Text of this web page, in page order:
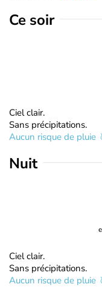
Ce soir
Ciel clair.
Sans précipitations.
Aucun risque de pluie
Nuit
Ciel clair.
Sans précipitations.
Aucun risque de pluie